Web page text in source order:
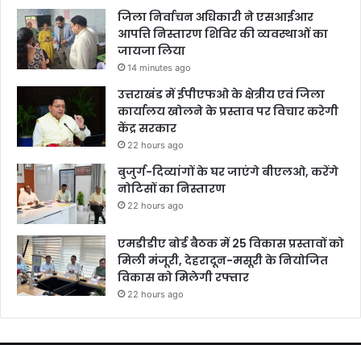
जिला निर्वाचन अधिकारी ने एसआईआर
आपत्ति निस्तारण शिविर की व्यवस्थाओं का
जायजा लिया
14 minutes ago
उत्तराखंड में ईपीएफओ के क्षेत्रीय एवं जिला
कार्यालय खोलने के प्रस्ताव पर विचार करेगी
केंद्र सरकार
22 hours ago
बुजुर्ग-दिव्यांगों के घर जाएंगे बीएलओ, करेंगे
नोटिसों का निस्तारण
22 hours ago
एमडीडीए बोर्ड बैठक में 25 विकास प्रस्तावों को
मिली मंजूरी, देहरादून-मसूरी के नियोजित
विकास को मिलेगी रफ्तार
22 hours ago